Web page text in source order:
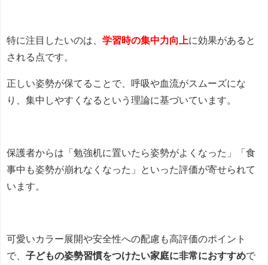
特に注目したいのは、 学習時の集中力向上に効果があると
される点です。
正しい姿勢が保てることで、呼吸や血流がスムーズにな
り、集中しやすくなるという理論に基づいています。
保護者からは「勉強机に置いたら姿勢がよくなった」「食
事中も姿勢が崩れなくなった」といった評価が寄せられて
います。
可愛いカラー展開や安全性への配慮も高評価のポイント
で、 子どもの姿勢習慣をつけたい家庭に非常におすすめで